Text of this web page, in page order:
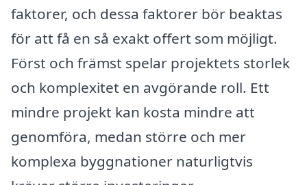
faktorer, och dessa faktorer bör beaktas
för att få en så exakt offert som möjligt.
Först och främst spelar projektets storlek
och komplexitet en avgörande roll. Ett
mindre projekt kan kosta mindre att
genomföra, medan större och mer
komplexa byggnationer naturligtvis